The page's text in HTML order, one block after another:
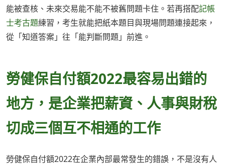
能被查核、未來交易能不能不被舊問題卡住。若再搭配記帳
士考古題練習，考生就能把紙本題目與現場問題連接起來，
從「知道答案」往「能判斷問題」前進。
勞健保自付額2022最容易出錯的
地方，是企業把薪資、人事與財稅
切成三個互不相通的工作
勞健保自付額2022在企業內部最常發生的錯誤，不是沒有人